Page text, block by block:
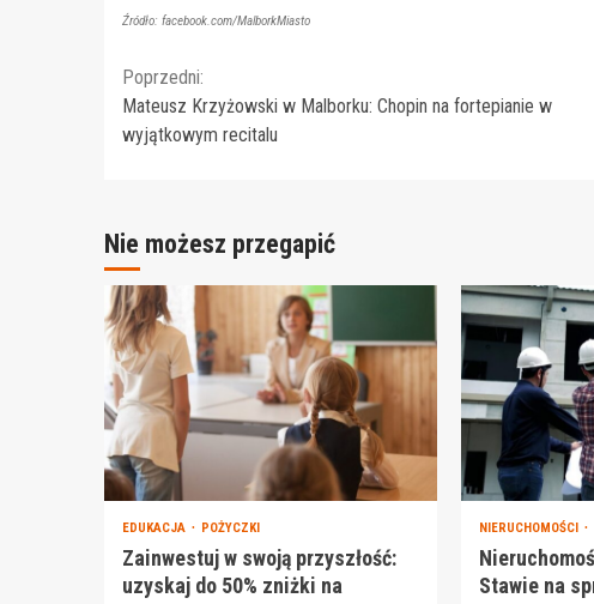
Źródło: facebook.com/MalborkMiasto
Continue
Reading
Poprzedni:
Mateusz Krzyżowski w Malborku: Chopin na fortepianie w
wyjątkowym recitalu
Nie możesz przegapić
EDUKACJA POŻYCZKI
Zainwestuj w swoją przyszłość:
uzyskaj do 50% zniżki na
NIERUCHOMOŚCI
Stawie na